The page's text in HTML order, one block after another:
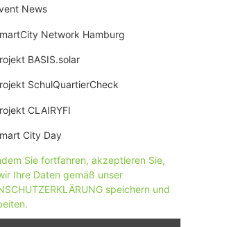
News
Network Hamburg
BASIS.solar
SchulQuartierCheck
CLAIRYFI
City Day
Sie fortfahren, akzeptieren Sie,
Ihre Daten gemäß unser
speichern und